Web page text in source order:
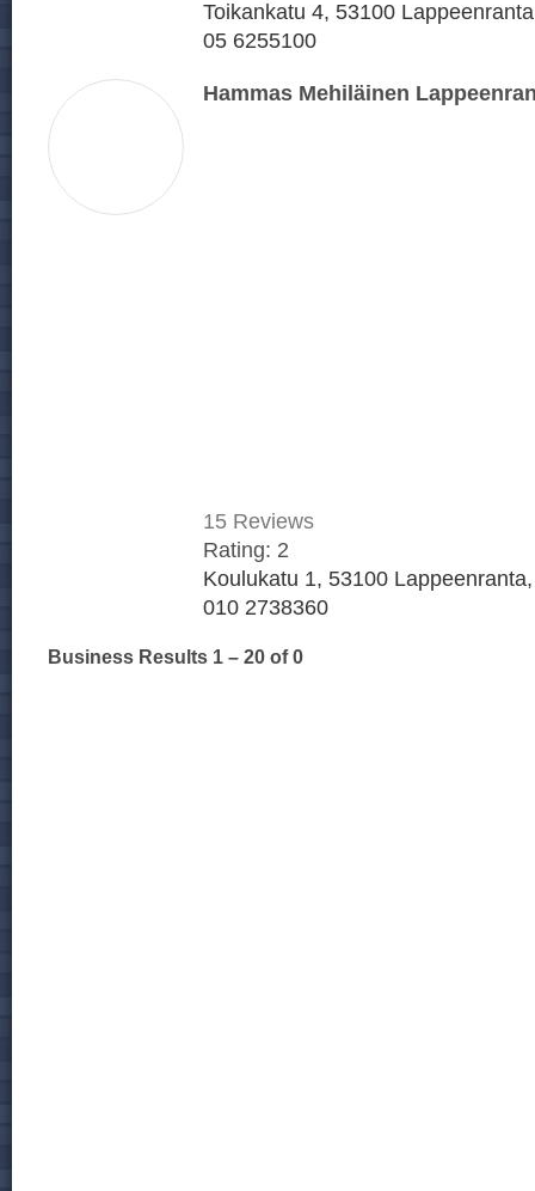
Toikankatu 4, 53100
05 6255100
Hammas Mehiläinen
15 Reviews
Rating: 2
Koulukatu 1, 53100
010 2738360
Business Results 1 – 20 of 0